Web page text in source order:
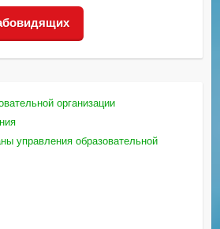
организации
управления образовательной